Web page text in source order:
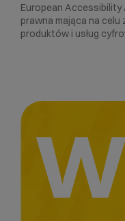
European Accessibility
prawna mająca na
produktów i usług